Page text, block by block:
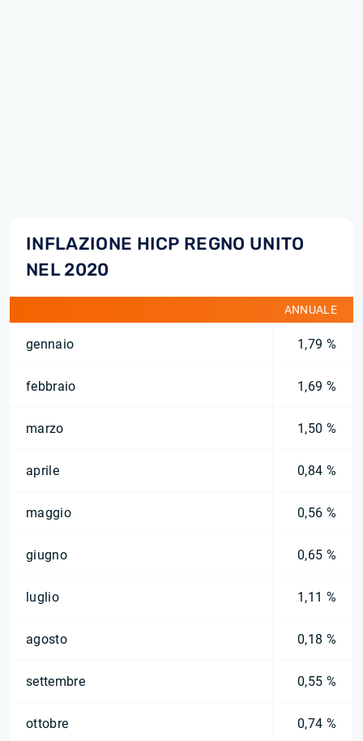
INFLAZIONE HICP REGNO UNITO
NEL 2020
ANNUALE
gennaio 1,79 %
febbraio 1,69 %
marzo 1,50 %
aprile 0,84 %
maggio 0,56 %
giugno 0,65 %
luglio 1,11 %
agosto 0,18 %
settembre 0,55 %
ottobre 0,74 %